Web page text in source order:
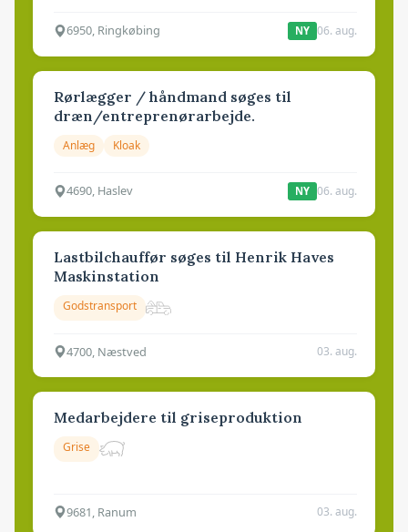
6950, Ringkøbing NY 06. aug.
Rørlægger / håndmand søges til
dræn/entreprenørarbejde.
Anlæg Kloak
4690, Haslev NY 06. aug.
Lastbilchauffør søges til Henrik Haves
Maskinstation
Godstransport
4700, Næstved 03. aug.
Medarbejdere til griseproduktion
Grise
9681, Ranum 03. aug.